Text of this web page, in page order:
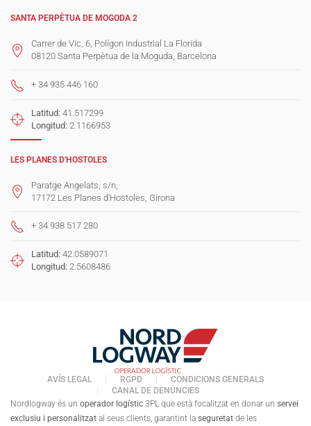
SANTA PERPÈTUA DE MOGODA 2
Carrer de Vic, 6, Polígon Industrial La Florida
08120 Santa Perpètua de la Moguda, Barcelona
+ 34 935 446 160
Latitud: 41.517299
Longitud: 2.1166953
LES PLANES D'HOSTOLES
Paratge Angelats, s/n,
17172 Les Planes d'Hostoles, Girona
+ 34 938 517 280
Latitud: 42.0589071
Longitud: 2.5608486
AVÍS LEGAL RGPD
CONDICIONS GENERALS
CANAL DE DENÚNCIES
Nordlogway és un operador logístic 3PL que està focalitzat en donar un servei
exclusiu i personalitzat al seus clients, garantint la seguretat de les